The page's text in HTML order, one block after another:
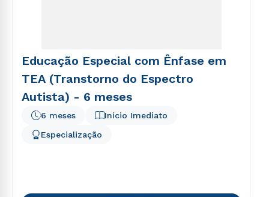
Educação Especial com Ênfase em
TEA (Transtorno do Espectro
Autista) - 6 meses
Início Imediato
6 meses
Especialização